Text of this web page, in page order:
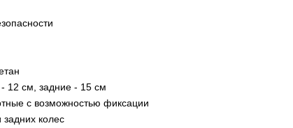
12 см, задние - 15 см
с возможностью фиксации
колес